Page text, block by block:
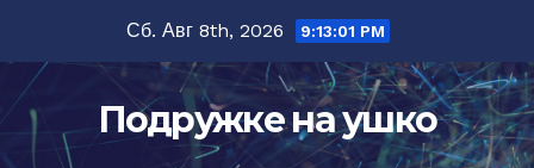
содержимому
Сб. Авг 8th, 2026 9:13:03 PM
Подружке на ушко